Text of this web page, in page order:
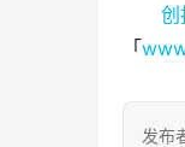
创
「
发布